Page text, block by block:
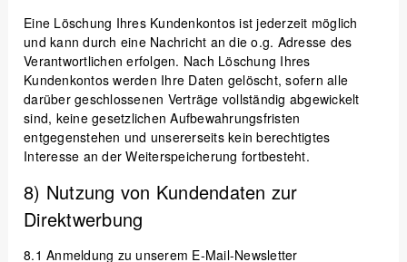
Eine Löschung Ihres Kundenkontos ist jederzeit möglich
und kann durch eine Nachricht an die o.g. Adresse des
Verantwortlichen erfolgen. Nach Löschung Ihres
Kundenkontos werden Ihre Daten gelöscht, sofern alle
darüber geschlossenen Verträge vollständig abgewickelt
sind, keine gesetzlichen Aufbewahrungsfristen
entgegenstehen und unsererseits kein berechtigtes
Interesse an der Weiterspeicherung fortbesteht.
8) Nutzung von Kundendaten zur
Direktwerbung
8.1 Anmeldung zu unserem E-Mail-Newsletter